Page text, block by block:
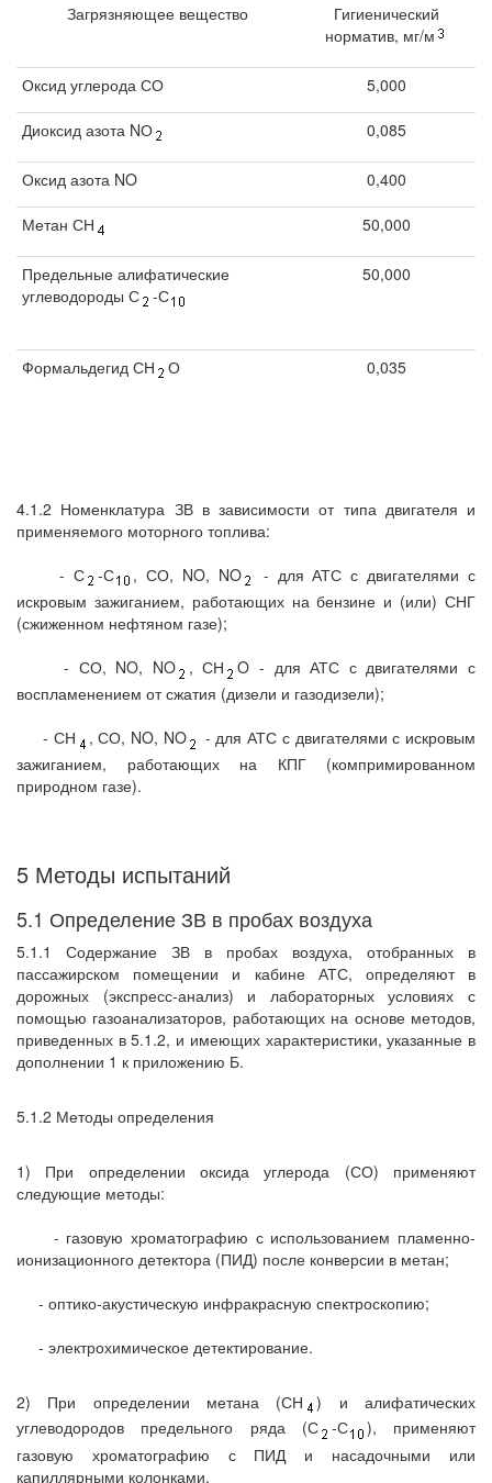
Загрязняющее вещество
Гигиенический
норматив, мг/м
Оксид углерода СО 5,000
Диоксид азота NО 0,085
Оксид азота NO 0,400
Метан СН 50,000
Предельные алифатические
углеводороды С -С
50,000
Формальдегид СН О 0,035
4.1.2 Номенклатура ЗВ в зависимости от типа двигателя и
применяемого моторного топлива:
- С
-С , СО, NO, NO
- для АТС с двигателями с
искровым зажиганием, работающих на бензине и (или) СНГ
(сжиженном нефтяном газе);
- СО, NO, NO
, СН
O - для АТС с двигателями с
воспламенением от сжатия (дизели и газодизели);
- СН
, СО, NO, NO
- для АТС с двигателями с искровым
зажиганием, работающих на КПГ (компримированном
природном газе).
5 Методы испытаний
5.1 Определение ЗВ в пробах воздуха
5.1.1 Содержание ЗВ в пробах воздуха, отобранных в
пассажирском помещении и кабине АТС, определяют в
дорожных (экспресс-анализ) и лабораторных условиях с
помощью газоанализаторов, работающих на основе методов,
приведенных в 5.1.2, и имеющих характеристики, указанные в
дополнении 1 к приложению Б.
5.1.2 Методы определения
1) При определении оксида углерода (СО) применяют
следующие методы:
- газовую хроматографию с использованием пламенно-
ионизационного детектора (ПИД) после конверсии в метан;
- оптико-акустическую инфракрасную спектроскопию;
- электрохимическое детектирование.
2) При определении метана (СН
) и алифатических
углеводородов предельного ряда (С
-С
), применяют
газовую хроматографию с ПИД и насадочными или
капиллярными колонками.